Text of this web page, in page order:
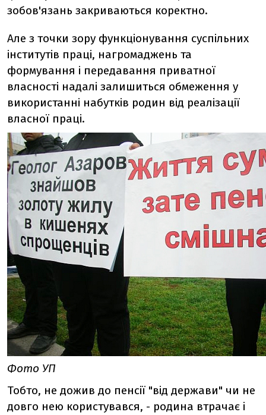
зобов'язань закриваються коректно.
Але з точки зору функціонування суспільних
інститутів праці, нагромаджень та
формування і передавання приватної
власності надалі залишиться обмеження у
використанні набутків родин від реалізації
власної праці.
Фото УП
Тобто, не дожив до пенсії "від держави" чи не
довго нею користувався, - родина втрачає і